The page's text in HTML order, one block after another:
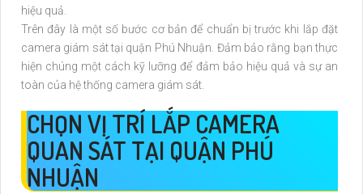
hiệu quả.
Trên đây là một số bước cơ bản để chuẩn bị trước khi lắp đặt
camera giám sát tại quận Phú Nhuận. Đảm bảo rằng bạn thực
hiện chúng một cách kỹ lưỡng để đảm bảo hiệu quả và sự an
toàn của hệ thống camera giám sát.
CHỌN VỊ TRÍ LẮP CAMERA
QUAN SÁT TẠI QUẬN PHÚ
NHUẬN